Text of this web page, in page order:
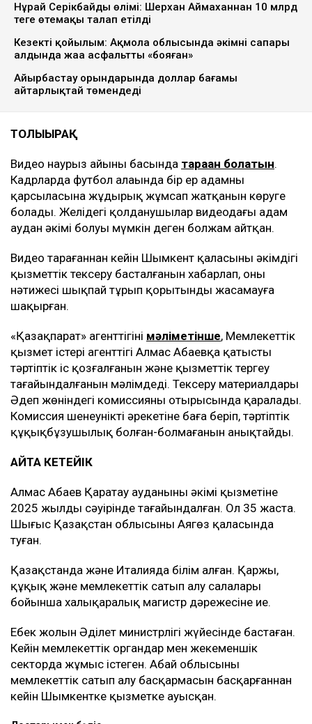
Нұрай Серікбайдың өлімі: Шерхан Аймаханнан 10 млрд
теңге өтемақы талап етілді
Кезекті қойылым: Ақмола облысында әкімнің сапары
алдында жаңа асфальтты «бояған»
Айырбастау орындарында доллар бағамы
айтарлықтай төмендеді
ТОЛЫҒЫРАҚ
Видео наурыз айының басында тараған болатын.
Кадрларда футбол алаңында бір ер адамның
қарсыласына жұдырық жұмсап жатқанын көруге
болады. Желідегі қолданушылар видеодағы адам
аудан әкімі болуы мүмкін деген болжам айтқан.
Видео тарағаннан кейін Шымкент қаласының әкімдігі
қызметтік тексеру басталғанын хабарлап, оның
нәтижесі шықпай тұрып қорытынды жасамауға
шақырған.
«Қазақпарат» агенттігінің мәліметінше, Мемлекеттік
қызмет істері агенттігі Алмас Абаевқа қатысты
тәртіптік іс қозғалғанын және қызметтік тергеу
тағайындалғанын мәлімдеді. Тексеру материалдары
Әдеп жөніндегі комиссияның отырысында қаралады.
Комиссия шенеуніктің әрекетіне баға беріп, тәртіптік
құқықбұзушылық болған-болмағанын анықтайды.
АЙТА КЕТЕЙІК
Алмас Абаев Қаратау ауданының әкімі қызметіне
2025 жылдың сәуірінде тағайындалған. Ол 35 жаста.
Шығыс Қазақстан облысының Аягөз қаласында
туған.
Қазақстанда және Италияда білім алған. Қаржы,
құқық және мемлекеттік сатып алу салалары
бойынша халықаралық магистр дәрежесіне ие.
Еңбек жолын Әділет министрлігі жүйесінде бастаған.
Кейін мемлекеттік органдар мен жекеменшік
секторда жұмыс істеген. Абай облысының
мемлекеттік сатып алу басқармасын басқарғаннан
кейін Шымкентке қызметке ауысқан.